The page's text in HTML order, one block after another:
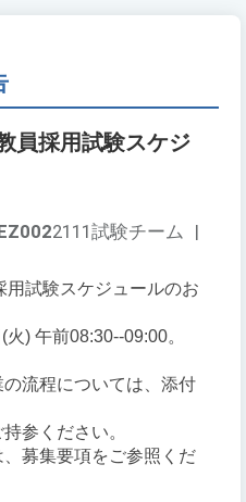
員採用試験スケジ
2111試験チーム |
試験スケジュールのお
) 午前08:30--09:00。
流程については、添付
参ください。
募集要項をご参照くだ